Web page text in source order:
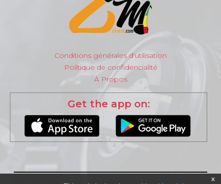
Conditions générales d'utilisation
Politique de confidencialité
À Propos
Get the app on:
x